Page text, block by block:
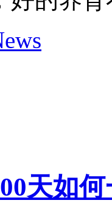
天如